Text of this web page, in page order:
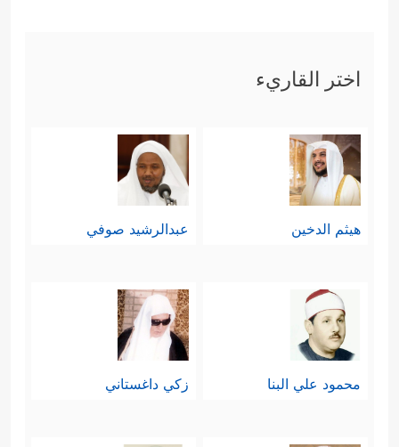
اختر القاريء
هيثم الدخين عبدالرشيد صوفي
محمود علي البنا زكي داغستاني